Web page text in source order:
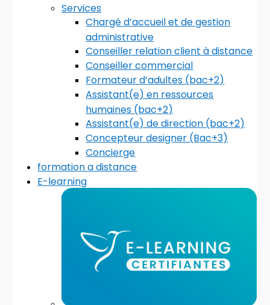
Services
Chargé d’accueil et de gestion
administrative
Conseiller relation client à distance
Conseiller commercial
Formateur d’adultes (bac+2)
Assistant(e) en ressources
humaines (bac+2)
Assistant(e) de direction (bac+2)
Concepteur designer (Bac+3)
Concierge
formation a distance
E-learning